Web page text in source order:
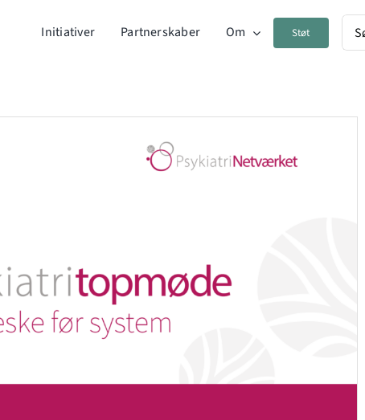
Initiativer Partnerskaber Om Støt
Søg